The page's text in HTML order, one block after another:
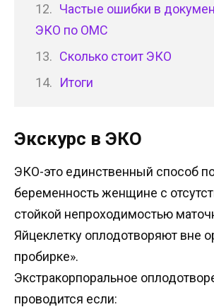
Частые ошибки в
ЭКО по ОМС
Сколько стоит ЭКО
Итоги
Экскурс в ЭКО
ЭКО-это единственный способ
беременность женщине с
стойкой непроходимостью
Яйцеклетку оплодотворяют вне
пробирке».
Экстракорпоральное
проводится если: